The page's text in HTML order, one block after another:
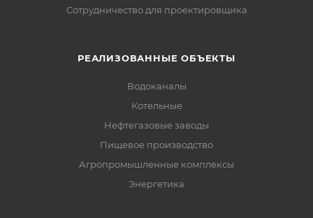
Сотрудничество для проектировщика
РЕАЛИЗОВАННЫЕ ОБЪЕКТЫ
Водоканалы
Котельные
Нефтегазовые заводы
Пищевое производство
Агропромышленные комплексы
Энергетика